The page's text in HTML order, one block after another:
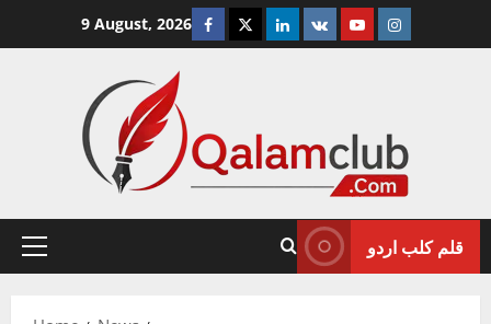
9 August, 2026 Facebook
TwitterLinkedin
VK YoutubeInstagram
Primary
قلم کلب اردو